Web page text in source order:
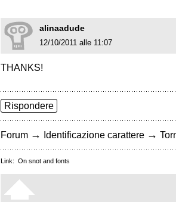
alinaadude
12/10/2011 alle 11:07
THANKS!
Rispondere
Forum → Identificazione carattere →
Link: On snot and fonts